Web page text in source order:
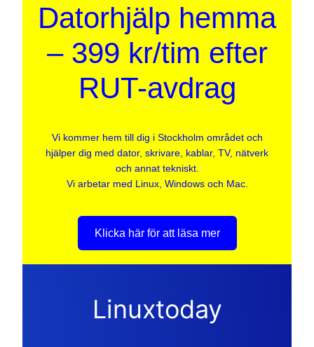
Datorhjälp hemma
– 399 kr/tim efter
RUT-avdrag
Vi kommer hem till dig i Stockholm området och
hjälper dig med dator, skrivare, kablar, TV, nätverk
och annat tekniskt.
Vi arbetar med Linux, Windows och Mac.
Klicka här för att läsa mer
Linuxtoday